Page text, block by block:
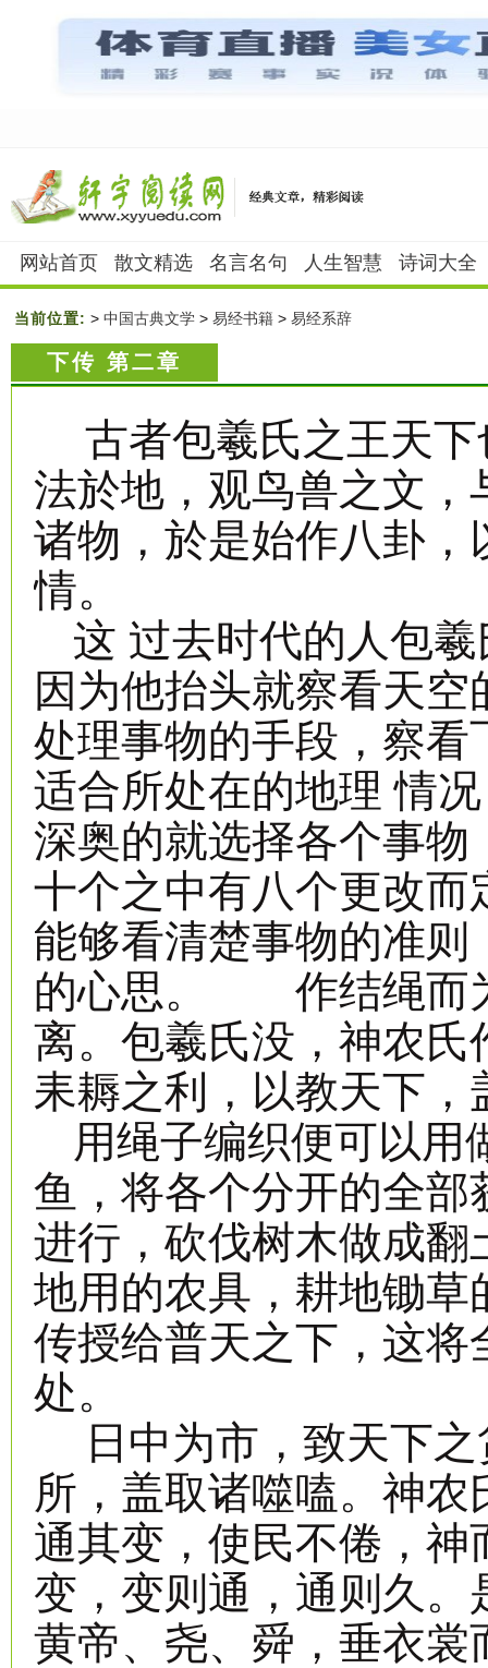
网站首页 散文精选 名言名句 人生智慧 诗词大全
当前位置: > 中国古典文学> 易经书籍> 易经系辞
下传 第二章
古者包羲氏之王天
法於地，观鸟兽之文
诸物，於是始作八卦
情。
这 过去时代的人包
因为他抬头就察看天
处理事物的手段，察
适合所处在的地理 情
深奥的就选择各个事
十个之中有八个更改
能够看清楚事物的准
的心思。 作结绳而
离。包羲氏没，神农
耒耨之利，以教天下，
用绳子编织便可以用
鱼，将各个分开的全
进行，砍伐树木做成
地用的农具，耕地锄
传授给普天之下，这
处。
日中为市，致天下
所，盖取诸噬嗑。神
通其变，使民不倦，
变，变则通，通则久
黄帝、尧、舜，垂衣